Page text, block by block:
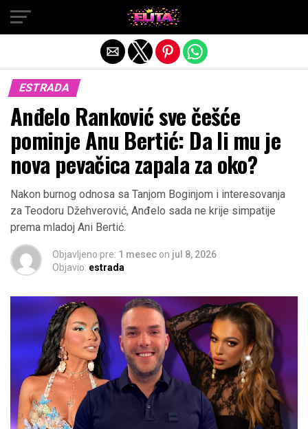
ESTRADA
Anđelo Ranković sve češće
pominje Anu Bertić: Da li mu je
nova pevačica zapala za oko?
Nakon burnog odnosa sa Tanjom Boginjom i interesovanja
za Teodoru Džehverović, Anđelo sada ne krije simpatije
prema mladoj Ani Bertić.
Objavljeno pre: 1 mesec on jul 8, 2026
Objavio: estrada
Exit mobile version